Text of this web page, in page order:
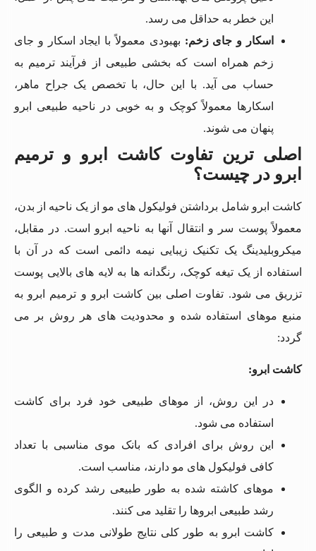
این خطر به حداقل می رسد.
اسکار و جای زخم: بهبودی معمولاً با ایجاد اسکار و جای
زخم همراه است که بخشی طبیعی از فرآیند ترمیم به
حساب می آید. با این حال، با تخصص یک جراح ماهر،
اسکارها معمولاً کوچک و به خوبی در ناحیه طبیعی ابرو
پنهان می شوند.
اصلی ترین تفاوت کاشت ابرو و ترمیم
ابرو در چیست؟
کاشت ابرو شامل برداشتن فولیکول های مو از یک ناحیه از بدن،
معمولاً پوست سر و انتقال آنها به ناحیه ابرو است. در مقابل،
میکروبلیدینگ یک تکنیک زیبایی نیمه دائمی است که در آن با
استفاده از یک تیغه کوچک، رنگدانه ها به لایه های بالایی پوست
تزریق می شود. تفاوت اصلی بین کاشت ابرو و ترمیم ابرو به
منبع موهای استفاده شده و محدودیت های هر روش بر می
گردد:
کاشت ابرو:
در این روش، از موهای طبیعی خود فرد برای کاشت
استفاده می شود.
این روش برای افرادی که بانک موی مناسبی با تعداد
کافی فولیکول های مو دارند، مناسب است.
موهای کاشته شده به طور طبیعی رشد کرده و الگوی
رشد طبیعی ابروها را تقلید می کنند.
کاشت ابرو به طور کلی نتایج طولانی مدت و طبیعی را